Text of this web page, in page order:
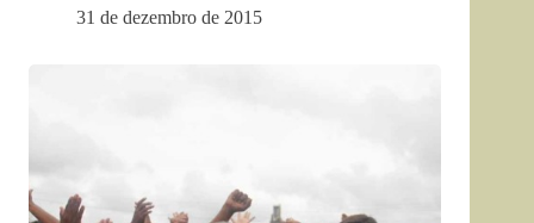
31 de dezembro de 2015